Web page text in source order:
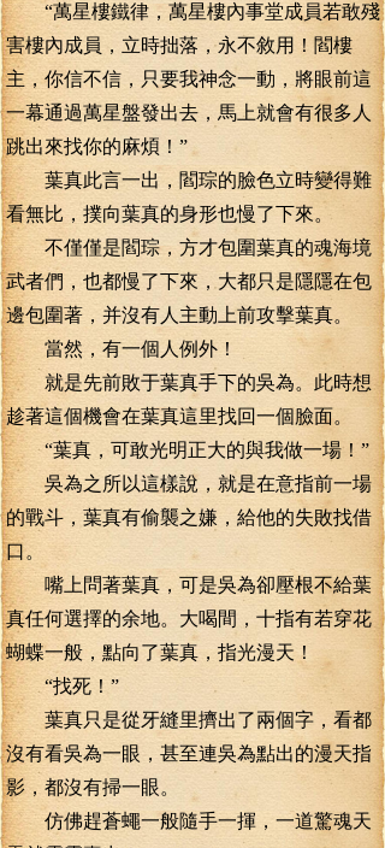
“萬星樓鐵律，萬星樓內事堂成員若敢殘
害樓內成員，立時拙落，永不敘用！閻樓
主，你信不信，只要我神念一動，將眼前這
一幕通過萬星盤發出去，馬上就會有很多人
跳出來找你的麻煩！”
葉真此言一出，閻琮的臉色立時變得難
看無比，撲向葉真的身形也慢了下來。
不僅僅是閻琮，方才包圍葉真的魂海境
武者們，也都慢了下來，大都只是隱隱在包
邊包圍著，并沒有人主動上前攻擊葉真。
當然，有一個人例外！
就是先前敗于葉真手下的吳為。此時想
趁著這個機會在葉真這里找回一個臉面。
“葉真，可敢光明正大的與我做一場！”
吳為之所以這樣說，就是在意指前一場
的戰斗，葉真有偷襲之嫌，給他的失敗找借
口。
嘴上問著葉真，可是吳為卻壓根不給葉
真任何選擇的余地。大喝間，十指有若穿花
蝴蝶一般，點向了葉真，指光漫天！
“找死！”
葉真只是從牙縫里擠出了兩個字，看都
沒有看吳為一眼，甚至連吳為點出的漫天指
影，都沒有掃一眼。
仿佛趕蒼蠅一般隨手一揮，一道驚魂天